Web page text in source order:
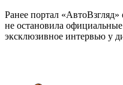
Ранее портал
не остановила
эксклюзивное интервью у